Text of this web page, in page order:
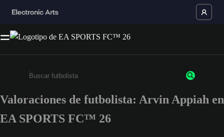
Escribe un mínimo de 3 caracteres o números.
Valoraciones de futbolista: Arvin Appiah en
EA SPORTS FC™ 26